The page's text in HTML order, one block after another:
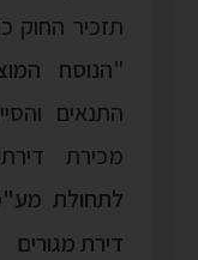
תזכיר החוק
"הנוסח
התנאים
מכירת
לתחולת
דירת מגורים